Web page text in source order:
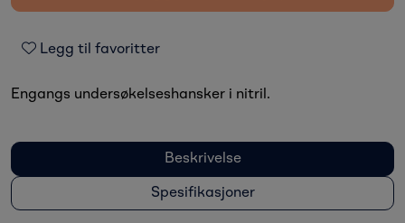
Legg til favoritter
Engangs undersøkelseshansker i nitril.
Beskrivelse
Spesifikasjoner